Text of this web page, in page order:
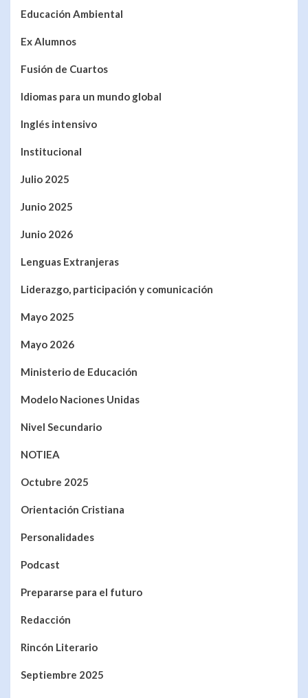
Educación Ambiental
Ex Alumnos
Fusión de Cuartos
Idiomas para un mundo global
Inglés intensivo
Institucional
Julio 2025
Junio 2025
Junio 2026
Lenguas Extranjeras
Liderazgo, participación y comunicación
Mayo 2025
Mayo 2026
Ministerio de Educación
Modelo Naciones Unidas
Nivel Secundario
NOTIEA
Octubre 2025
Orientación Cristiana
Personalidades
Podcast
Prepararse para el futuro
Redacción
Rincón Literario
Septiembre 2025